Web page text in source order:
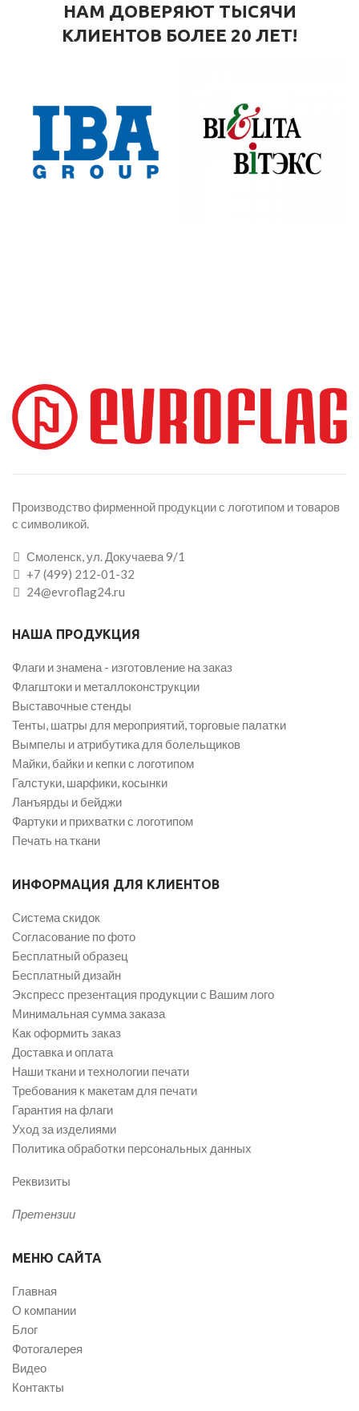
НАМ ДОВЕРЯЮТ ТЫСЯЧИ
КЛИЕНТОВ БОЛЕЕ 20 ЛЕТ!
Производство фирменной продукции с логотипом и товаров
с символикой.
Смоленск, ул. Докучаева 9/1
+7 (499) 212-01-32
24@evroflag24.ru
НАША ПРОДУКЦИЯ
Флаги и знамена - изготовление на заказ
Флагштоки и металлоконструкции
Выставочные стенды
Тенты, шатры для мероприятий, торговые палатки
Вымпелы и атрибутика для болельщиков
Майки, байки и кепки с логотипом
Галстуки, шарфики, косынки
Ланъярды и бейджи
Фартуки и прихватки с логотипом
Печать на ткани
ИНФОРМАЦИЯ ДЛЯ КЛИЕНТОВ
Система скидок
Согласование по фото
Бесплатный образец
Бесплатный дизайн
Экспресс презентация продукции с Вашим лого
Минимальная сумма заказа
Как оформить заказ
Доставка и оплата
Наши ткани и технологии печати
Требования к макетам для печати
Гарантия на флаги
Уход за изделиями
Политика обработки персональных данных
Реквизиты
Претензии
МЕНЮ САЙТА
Главная
О компании
Блог
Фотогалерея
Видео
Контакты